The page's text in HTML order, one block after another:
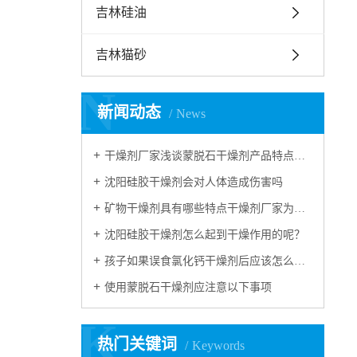
吉林硅油
吉林猫砂
新闻动态 News
N
干燥剂厂家浅谈蒙脱石干燥剂产品特点和应用领域
沈阳硅胶干燥剂会对人体造成伤害吗
矿物干燥剂具有哪些特点干燥剂厂家为您解读
沈阳硅胶干燥剂怎么起到干燥作用的呢？
孩子如果误食氯化钙干燥剂后应该怎么进行急救？
使用蒙脱石干燥剂应注意以下事项
热门关键词 Keywords
K